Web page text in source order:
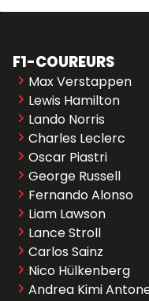
F1-COUREURS
Max Verstappen
Lewis Hamilton
Lando Norris
Charles Leclerc
Oscar Piastri
George Russell
Fernando Alonso
Liam Lawson
Lance Stroll
Carlos Sainz
Nico Hülkenberg
Andrea Kimi